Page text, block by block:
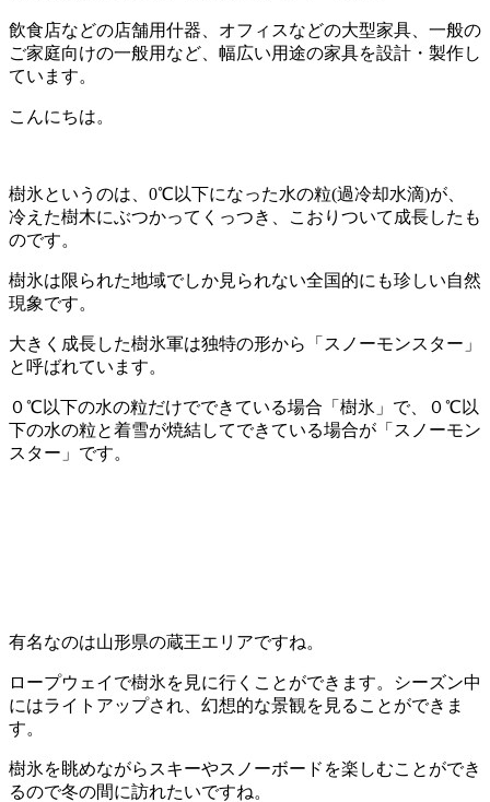
飲食店などの店舗用什器、オフィスなどの大型家具、一般の
ご家庭向けの一般用など、幅広い用途の家具を設計・製作し
ています。
こんにちは。
樹氷というのは、0℃以下になった水の粒(過冷却水滴)が、
冷えた樹木にぶつかってくっつき、こおりついて成長したも
のです。
樹氷は限られた地域でしか見られない全国的にも珍しい自然
現象です。
大きく成長した樹氷軍は独特の形から「スノーモンスター」
と呼ばれています。
０℃以下の水の粒だけでできている場合「樹氷」で、０℃以
下の水の粒と着雪が焼結してできている場合が「スノーモン
スター」です。
有名なのは山形県の蔵王エリアですね。
ロープウェイで樹氷を見に行くことができます。シーズン中
にはライトアップされ、幻想的な景観を見ることができま
す。
樹氷を眺めながらスキーやスノーボードを楽しむことができ
るので冬の間に訪れたいですね。